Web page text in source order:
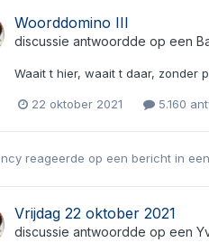
Woorddomino III
discussie antwoordde op een
Waait t hier, waait t daar, zonder
22 oktober 2021 5.160
reageerde op een bericht in
Vrijdag 22 oktober 2021
discussie antwoordde op een